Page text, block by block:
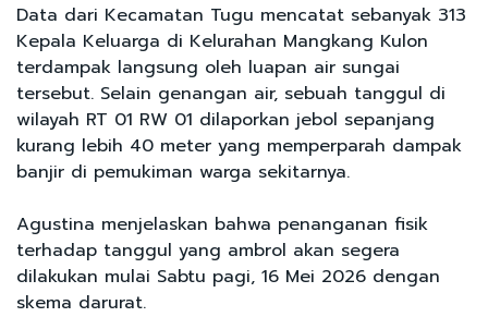
Data dari Kecamatan Tugu mencatat sebanyak 313
Kepala Keluarga di Kelurahan Mangkang Kulon
terdampak langsung oleh luapan air sungai
tersebut. Selain genangan air, sebuah tanggul di
wilayah RT 01 RW 01 dilaporkan jebol sepanjang
kurang lebih 40 meter yang memperparah dampak
banjir di pemukiman warga sekitarnya.
Agustina menjelaskan bahwa penanganan fisik
terhadap tanggul yang ambrol akan segera
dilakukan mulai Sabtu pagi, 16 Mei 2026 dengan
skema darurat.